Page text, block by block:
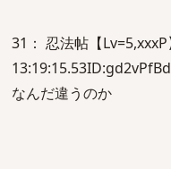
31： 忍法帖【
なんだ違うのか